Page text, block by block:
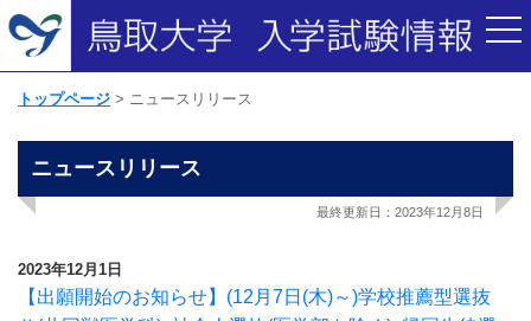
トップページ ニュースリリース
ニュースリリース
最終更新日：2023年12月8日
2023年12月1日
【出願開始のお知らせ】(12月7日(木)～)学校推薦型選抜